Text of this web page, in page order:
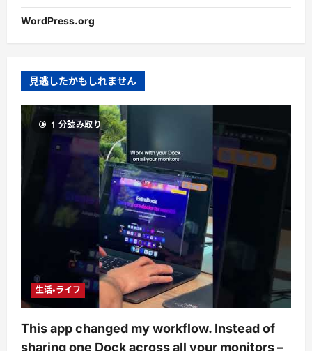
WordPress.org
見逃したかもしれません
1 分読み取り
生活・ライフ
This app changed my workflow. Instead of
sharing one Dock across all your monitors –